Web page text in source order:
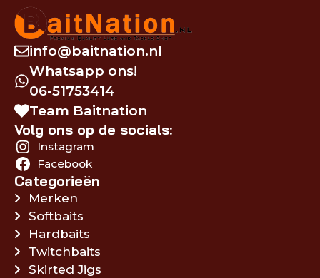
info@baitnation.nl
Whatsapp ons!
06-51753414
Team Baitnation
Volg ons op de socials:
Instagram
Facebook
Categorieën
Merken
Softbaits
Hardbaits
Twitchbaits
Skirted Jigs